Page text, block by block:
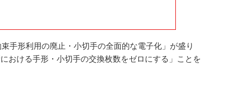
手形利用の廃止・小切手の全面的な電子化」が盛り
おける手形・小切手の交換枚数をゼロにする」ことを